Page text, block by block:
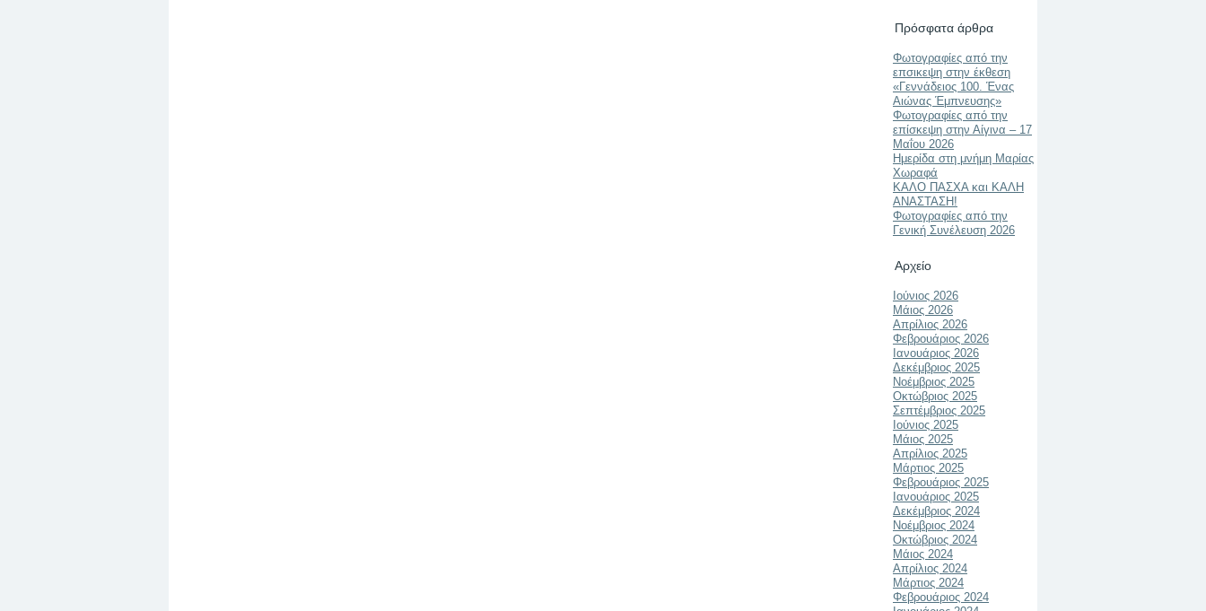
Πρόσφατα άρθρα
Φωτογραφίες από την
επσικεψη στην έκθεση
«Γεννάδειος 100. Ένας
Αιώνας Έμπνευσης»
Φωτογραφίες από την
επίσκεψη στην Αίγινα – 17
Μαΐου 2026
Ημερίδα στη μνήμη Μαρίας
Χωραφά
ΚΑΛΟ ΠΑΣΧΑ και ΚΑΛΗ
ΑΝΑΣΤΑΣΗ!
Φωτογραφίες από την
Γενική Συνέλευση 2026
Αρχείο
Ιούνιος 2026
Μάιος 2026
Απρίλιος 2026
Φεβρουάριος 2026
Ιανουάριος 2026
Δεκέμβριος 2025
Νοέμβριος 2025
Οκτώβριος 2025
Σεπτέμβριος 2025
Ιούνιος 2025
Μάιος 2025
Απρίλιος 2025
Μάρτιος 2025
Φεβρουάριος 2025
Ιανουάριος 2025
Δεκέμβριος 2024
Νοέμβριος 2024
Οκτώβριος 2024
Μάιος 2024
Απρίλιος 2024
Μάρτιος 2024
Φεβρουάριος 2024